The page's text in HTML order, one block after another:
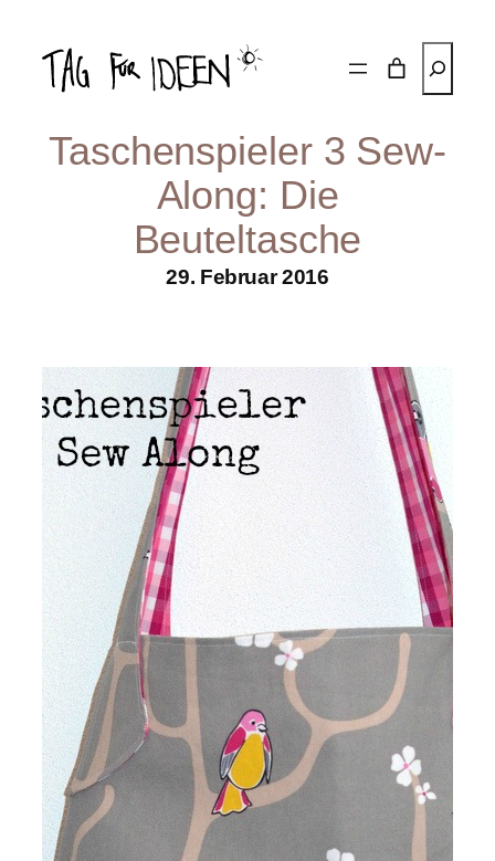
Inhalt
springen
Taschenspieler 3 Sew-
Along: Die
Beuteltasche
29. Februar 2016